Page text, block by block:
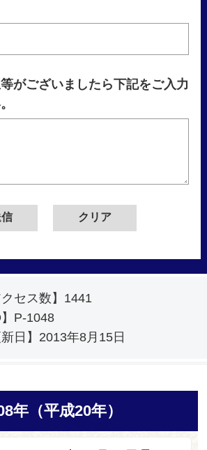
がございましたら下記をご入力
クセス数】 1441
P-1048
新日】 2013年8月15日
年（平成20年）